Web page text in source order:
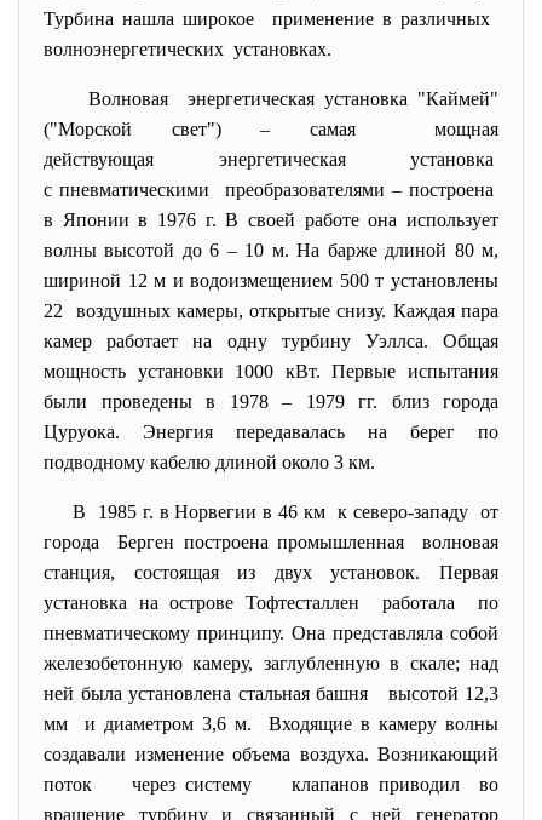
Турбина нашла широкое применение в различных
волноэнергетических установках.
Волновая энергетическая установка "Каймей"
("Морской свет") – самая мощная
действующая энергетическая установка
с пневматическими преобразователями – построена
в Японии в 1976 г. В своей работе она использует
волны высотой до 6 – 10 м. На барже длиной 80 м,
шириной 12 м и водоизмещением 500 т установлены
22 воздушных камеры, открытые снизу. Каждая пара
камер работает на одну турбину Уэллса. Общая
мощность установки 1000 кВт. Первые испытания
были проведены в 1978 – 1979 гг. близ города
Цуруока. Энергия передавалась на берег по
подводному кабелю длиной около 3 км.
В 1985 г. в Норвегии в 46 км к северо-западу от
города Берген построена промышленная волновая
станция, состоящая из двух установок. Первая
установка на острове Тофтесталлен работала по
пневматическому принципу. Она представляла собой
железобетонную камеру, заглубленную в скале; над
ней была установлена стальная башня высотой 12,3
мм и диаметром 3,6 м. Входящие в камеру волны
создавали изменение объема воздуха. Возникающий
поток через систему клапанов приводил во
вращение турбину и связанный с ней генератор